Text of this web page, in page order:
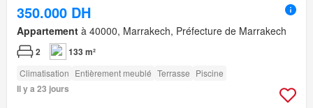
350.000 DH
Appartement à 40000, Marrakech, Préfecture de Marrakech
2 133 m²
Climatisation Entièrement meublé Terrasse Piscine
Il y a 23 jours